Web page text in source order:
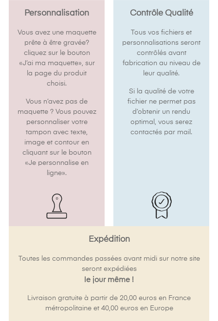
Personnalisation
Vous avez une maquette
prête à être gravée?
cliquez sur le bouton
«J’ai ma maquette», sur
la page du produit
choisi.
Vous n’avez pas de
maquette ? Vous pouvez
personnaliser votre
tampon avec texte,
image et contour en
cliquant sur le bouton
«Je personnalise en
ligne».
Contrôle Qualité
Tous vos fichiers et
personnalisations seront
contrôlés avant
fabrication au niveau de
leur qualité.
Si la qualité de votre
fichier ne permet pas
d’obtenir un rendu
optimal, vous serez
contactés par mail.
Expédition
Toutes les commandes passées avant midi sur notre site
seront expédiées
le jour même !
Livraison gratuite à partir de 20,00 euros en France
métropolitaine et 40,00 euros en Europe